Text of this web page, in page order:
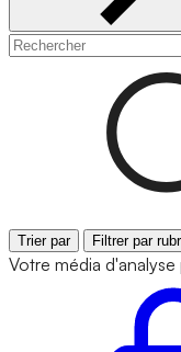
Trier par Filtrer par
Votre média